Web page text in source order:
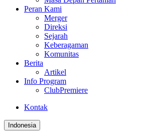
Peran Kami
Merger
Direksi
Sejarah
Keberagaman
Komunitas
Berita
Artikel
Info Program
ClubPremiere
Kontak
Indonesia